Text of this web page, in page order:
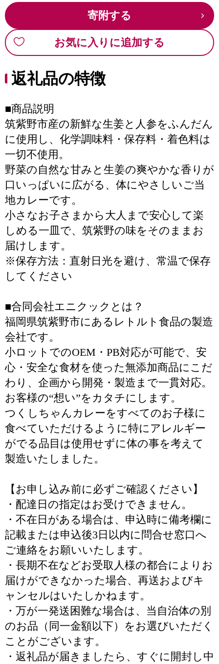
寄附する
お気に入りに追加する
返礼品の特徴
■商品説明
筑紫野市産の新鮮な生姜と人参をふんだん
に使用し、化学調味料・保存料・着色料は
一切不使用。
野菜の自然な甘みと生姜の爽やかな香りが
口いっぱいに広がる、体にやさしいご当
地カレーです。
小さなお子さまから大人まで安心して楽
しめる一皿で、筑紫野の味をそのままお
届けします。
※保存方法：直射日光を避け、常温で保存
してください
■合同会社エニクックとは？
福岡県筑紫野市にあるレトルト食品の製造
会社です。
小ロットでのOEM・PB対応が可能で、安
心・安全な食材を使った無添加商品にこだ
わり、企画から開発・製造まで一貫対応。
お客様の“想い”をカタチにします。
つくしちゃんカレーをすべてのお子様に
食べていただけるように特にアレルギー
がでる品目は使用せずに体の事を考えて
製造いたしました。
【お申し込み前に必ずご確認ください】
・配達日の指定はお受けできません。
・不在日がある場合は、申込時に備考欄に
記載または申込後3日以内に問合せ窓口へ
ご連絡をお願いいたします。
・長期不在などお受取人様の都合によりお
届けができなかった場合、再送およびキ
ャンセルはいたしかねます。
・万が一発送困難な場合は、当自治体の別
のお品（同一金額以下）をお選びいただく
ことがございます。
・返礼品が届きましたら、すぐに開封し中